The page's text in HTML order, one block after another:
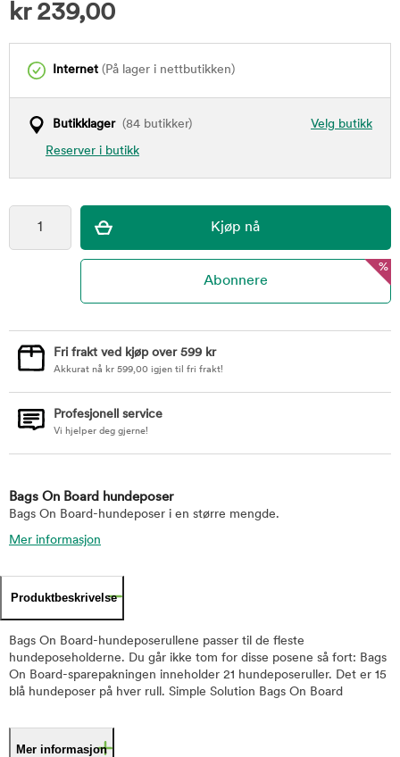
kr 239,00
Internet (På lager i nettbutikken)
Velg butikk
Butikklager(84 butikker)
Reserver i butikk
%
Fri frakt ved kjøp over 599 kr
Akkurat nå kr 599,00 igjen til fri frakt!
Profesjonell service
Vi hjelper deg gjerne!
Bags On Board hundeposer
Bags On Board-hundeposer i en større mengde.
Mer informasjon
Produktbeskrivelse
Bags On Board-hundeposerullene passer til de fleste
hundeposeholderne. Du går ikke tom for disse posene så fort: Bags
On Board-sparepakningen inneholder 21 hundeposeruller. Det er 15
blå hundeposer på hver rull. Simple Solution Bags On Board
Mer informasjon